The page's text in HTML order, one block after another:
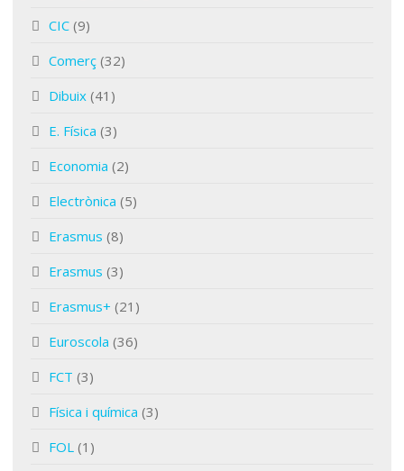
CIC (9)
Comerç (32)
Dibuix (41)
E. Física (3)
Economia (2)
Electrònica (5)
Erasmus (8)
Erasmus (3)
Erasmus+ (21)
Euroscola (36)
FCT (3)
Física i química (3)
FOL (1)